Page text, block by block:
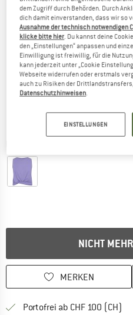
NICHT
MERKEN
Portofrei ab CHF 100 (CH)
dem Zugriff durch Behörden. Durch
dich damit einverstanden, dass wir so
Ausnahme der technisch notwendigen
klicke bitte hier . Du kannst deine
den „Einstellungen“ anpassen und
Einwilligung ist freiwillig, für die
kann jederzeit unter „Cookie
Webseite widerrufen oder erstmals
auch zu Risiken der
Datenschutzhinweisen
EINSTELLUNGEN